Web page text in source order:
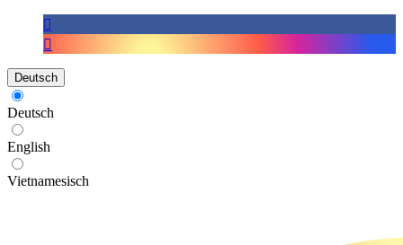
Deutsch
Deutsch
English
Vietnamesisch